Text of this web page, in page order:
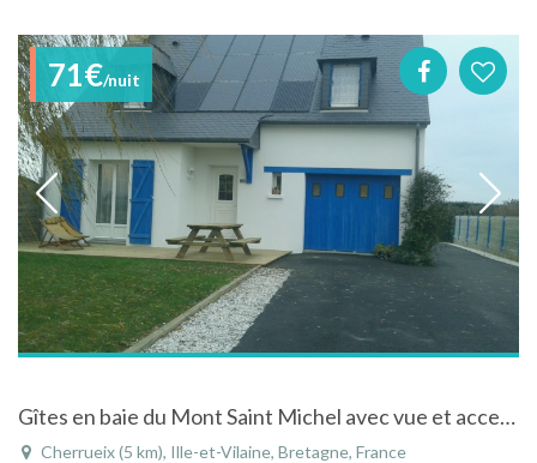
71€/nuit
Gîtes en baie du Mont Saint Michel avec vue et acces direct à la mer
Cherrueix (5 km), Ille-et-Vilaine, Bretagne, France